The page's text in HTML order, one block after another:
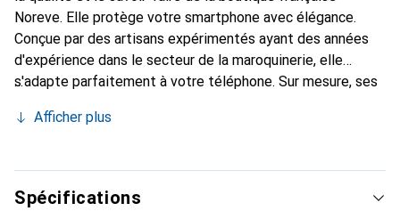
Noreve. Elle protège votre smartphone avec élégance.
Conçue par des artisans expérimentés ayant des années
d'expérience dans le secteur de la maroquinerie, elle
s'adapte parfaitement à votre téléphone. Sur mesure, ses
peau. Elle devient l'accessoire chic et indispensable pour
internationalement pour ses produits de haute qualité et
constitue un choix fiable pour une clientèle exigeante.
Afficher plus
Spécifications